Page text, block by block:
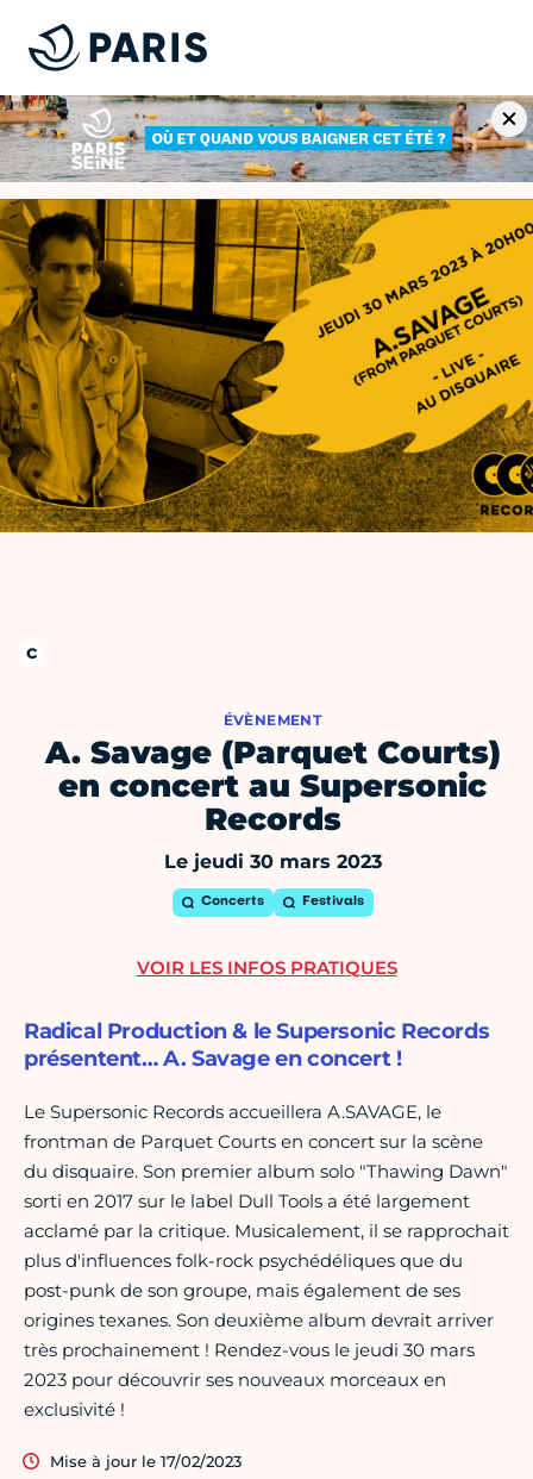
ÉVÈNEMENT
A. Savage (Parquet Courts)
en concert au Supersonic
Records
Le jeudi 30 mars 2023
Concerts Festivals
Radical Production & le Supersonic Records
présentent… A. Savage en concert !
Le Supersonic Records accueillera A.SAVAGE, le
frontman de Parquet Courts en concert sur la scène
du disquaire. Son premier album solo "Thawing Dawn"
sorti en 2017 sur le label Dull Tools a été largement
acclamé par la critique. Musicalement, il se rapprochait
plus d'influences folk-rock psychédéliques que du
post-punk de son groupe, mais également de ses
origines texanes. Son deuxième album devrait arriver
très prochainement ! Rendez-vous le jeudi 30 mars
2023 pour découvrir ses nouveaux morceaux en
exclusivité !
Mise à jour le 17/02/2023
VOIR LES INFOS PRATIQUES